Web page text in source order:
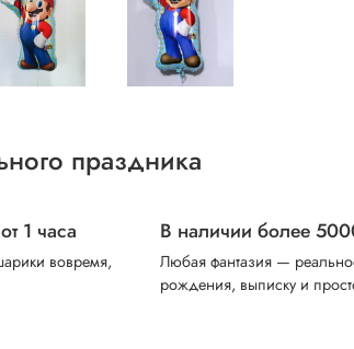
праздника
от 1 часа
вовремя,
В наличии более
Любая фантазия —
рождения, выписку и